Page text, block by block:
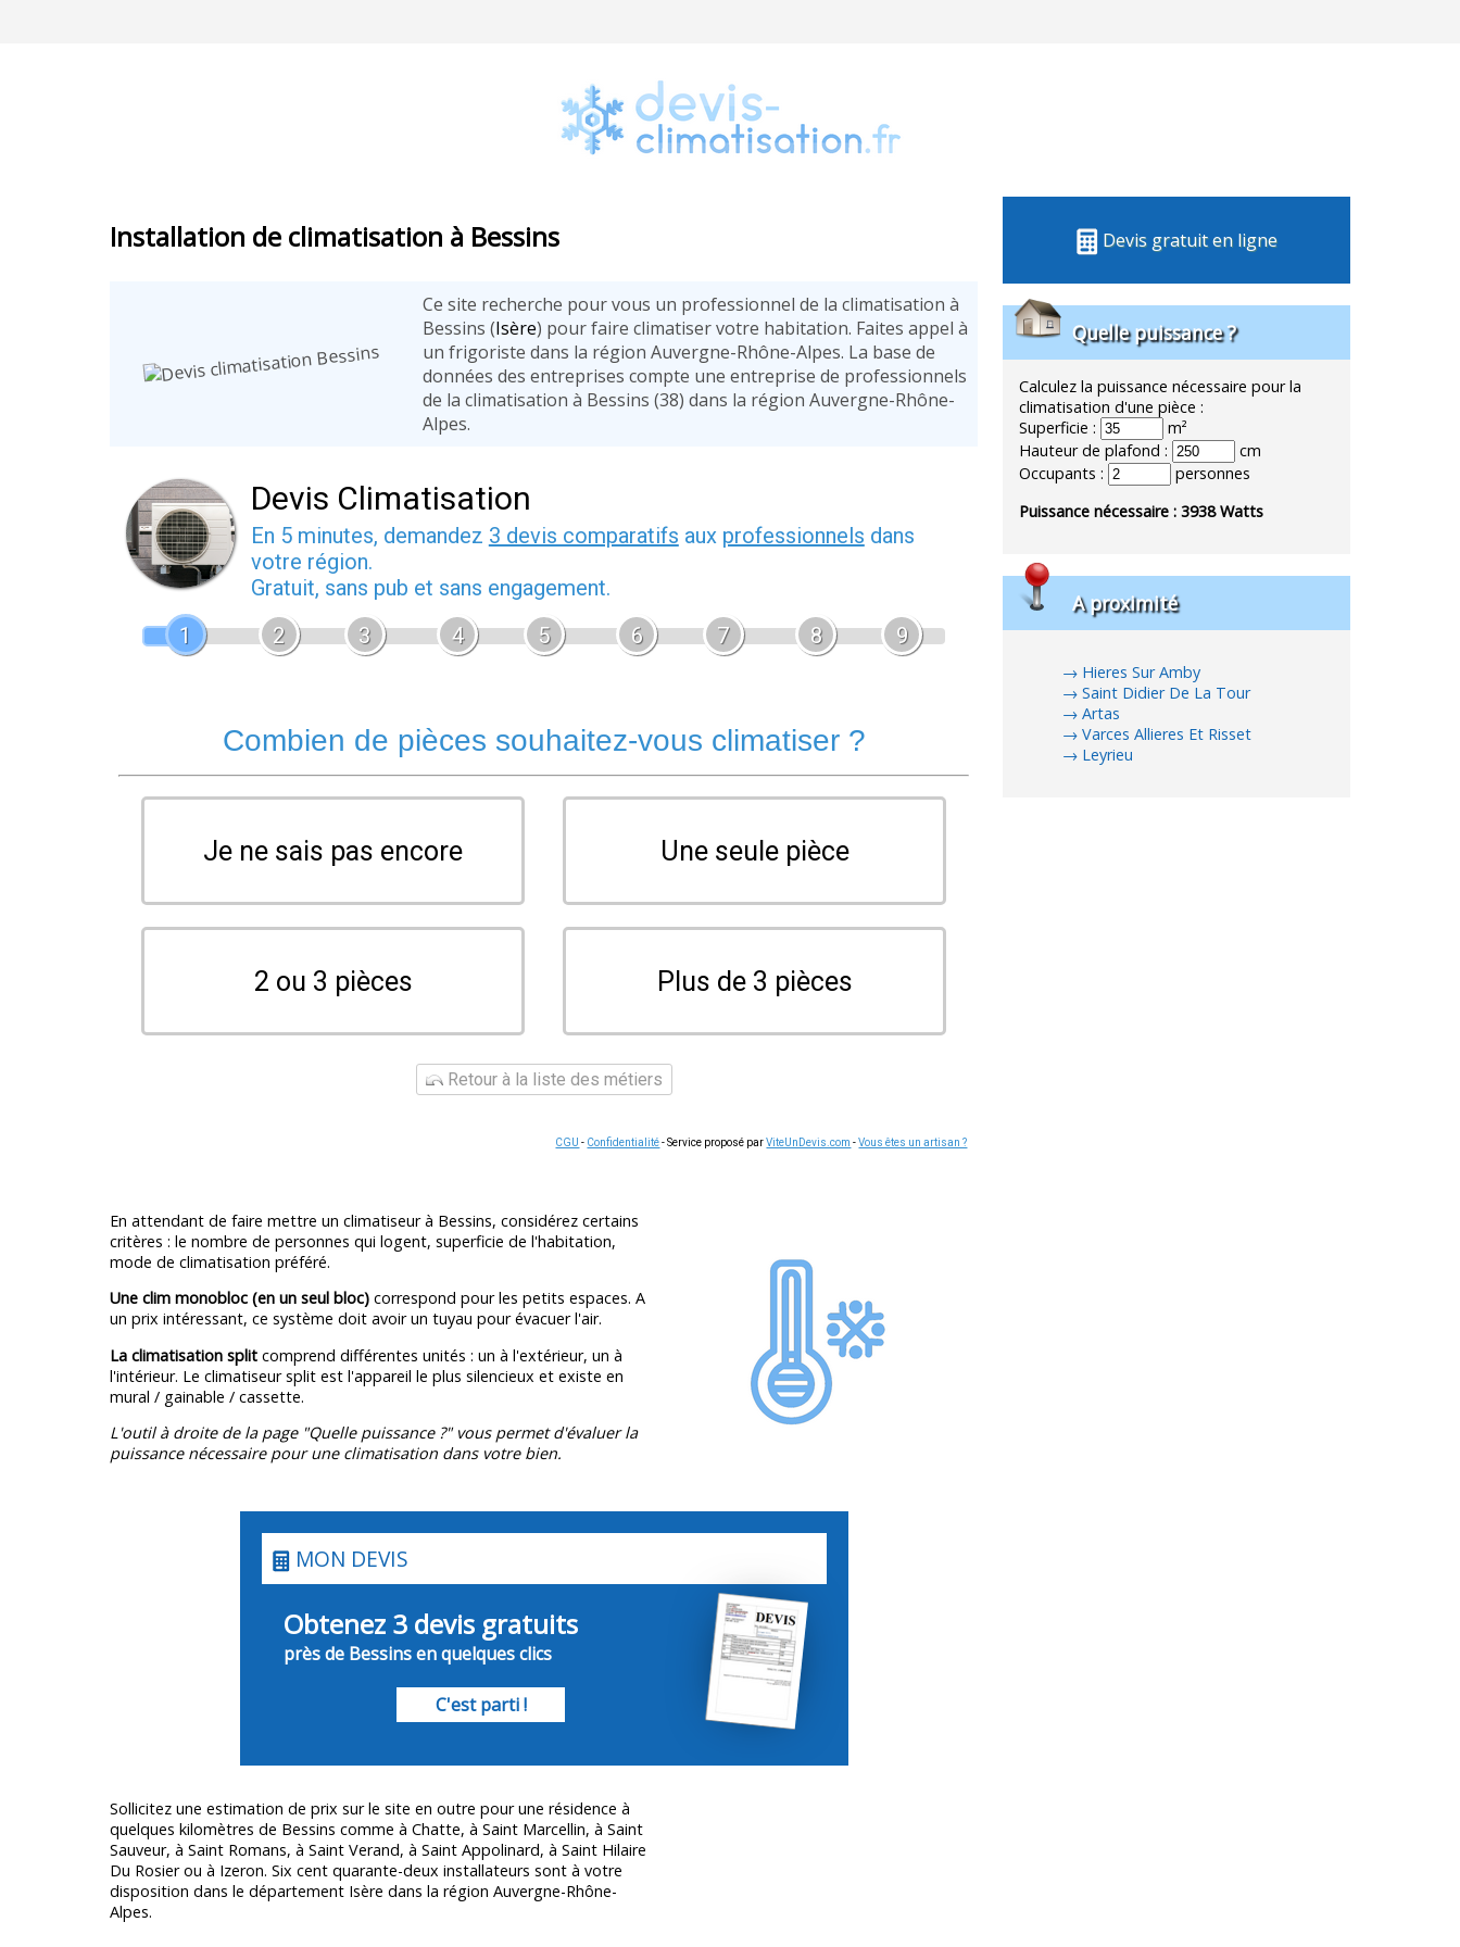
Installation de climatisation à Bessins
Ce site recherche pour vous un professionnel de la climatisation à
Bessins (Isère) pour faire climatiser votre habitation. Faites appel à
un frigoriste dans la région Auvergne-Rhône-Alpes. La base de
données des entreprises compte une entreprise de professionnels
de la climatisation à Bessins (38) dans la région Auvergne-Rhône-
Alpes.
Devis Climatisation
En 5 minutes, demandez 3 devis comparatifs aux professionnels dans
votre région.
Gratuit, sans pub et sans engagement.
1
2 3 4 5 6 7 8 9
Combien de pièces souhaitez-vous climatiser ?
Je ne sais pas encore Une seule pièce
2 ou 3 pièces Plus de 3 pièces
Retour à la liste des métiers
CGU - Confidentialité- Service proposé parViteUnDevis.com -Vous êtes un artisan ?
En attendant de faire mettre un climatiseur à Bessins, considérez certains
critères : le nombre de personnes qui logent, superficie de l'habitation,
mode de climatisation préféré.
Une clim monobloc (en un seul bloc)correspond pour les petits espaces. A
un prix intéressant, ce système doit avoir un tuyau pour évacuer l'air.
La climatisation splitcomprend différentes unités : un à l'extérieur, un à
l'intérieur. Le climatiseur split est l'appareil le plus silencieux et existe en
mural / gainable / cassette.
L'outil à droite de la page "Quelle puissance ?" vous permet d'évaluer la
puissance nécessaire pour une climatisation dans votre bien.
MON DEVIS
Obtenez 3 devis gratuits
près de Bessins en quelques clics
C'est parti !
Sollicitez une estimation de prix sur le site en outre pour une résidence à
quelques kilomètres de Bessins comme à Chatte, à Saint Marcellin, à Saint
Sauveur, à Saint Romans, à Saint Verand, à Saint Appolinard, à Saint Hilaire
Du Rosier ou à Izeron. Six cent quarante-deux installateurs sont à votre
disposition dans le département Isère dans la région Auvergne-Rhône-
Alpes.
Devis gratuit en ligne
Quelle puissance ?
Calculez la puissance nécessaire pour la
climatisation d'une pièce :
Superficie :
m²
Hauteur de plafond :
cm
Occupants :
personnes
Puissance nécessaire :3938Watts
A proximité
Hieres Sur Amby
Saint Didier De La Tour
Artas
Varces Allieres Et Risset
Leyrieu